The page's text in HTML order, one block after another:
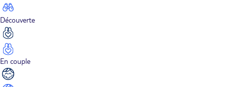
Découverte
En couple